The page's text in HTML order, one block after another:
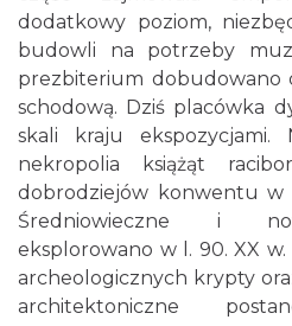
dodatkowy poziom,
budowli na potrzeby
prezbiterium dobudowano
schodową. Dziś placówka
skali kraju ekspozycjami.
nekropolia książąt
dobrodziejów konwentu w
Średniowieczne i
eksplorowano w l. 90. XX
archeologicznych krypty
architektoniczne